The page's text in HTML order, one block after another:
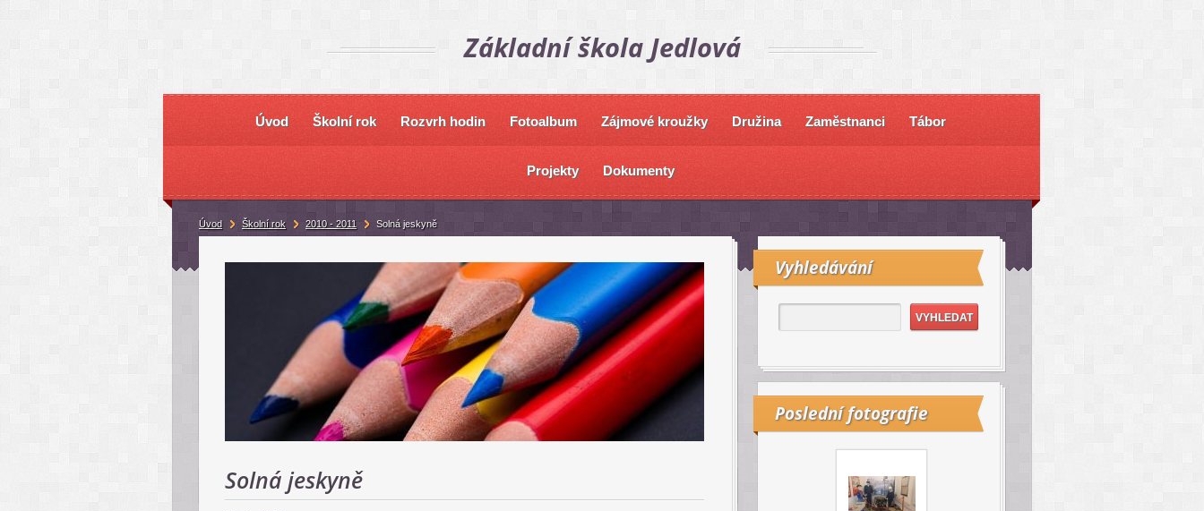
Základní škola Jedlová
Úvod Školní rok Rozvrh hodin Fotoalbum Zájmové kroužky Družina Zaměstnanci Tábor
Projekty Dokumenty
Solná jeskyně
Vyhledávání
Poslední fotografie
Úvod Školní rok 2010 - 2011 Solná jeskyně